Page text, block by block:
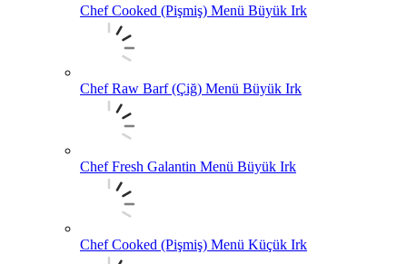
Chef Cooked (Pişmiş) Menü Büyük Irk
Chef Raw Barf (Çiğ) Menü Büyük Irk
Chef Fresh Galantin Menü Büyük Irk
Chef Cooked (Pişmiş) Menü Küçük Irk